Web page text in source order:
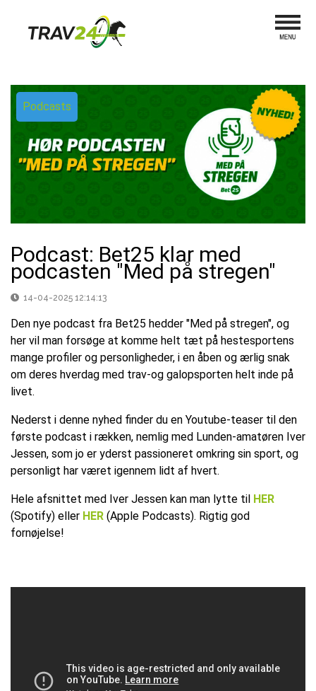
Podcasts
Podcast: Bet25 klar med
podcasten "Med på stregen"
14-04-2025 12:14:13
Den nye podcast fra Bet25 hedder "Med på stregen", og
her vil man forsøge at komme helt tæt på hestesportens
mange profiler og personligheder, i en åben og ærlig snak
om deres hverdag med trav-og galopsporten helt inde på
livet.
Nederst i denne nyhed finder du en Youtube-teaser til den
første podcast i rækken, nemlig med Lunden-amatøren Iver
Jessen, som jo er yderst passioneret omkring sin sport, og
personligt har været igennem lidt af hvert.
Hele afsnittet med Iver Jessen kan man lytte til HER
(Spotify) eller HER (Apple Podcasts). Rigtig god
fornøjelse!